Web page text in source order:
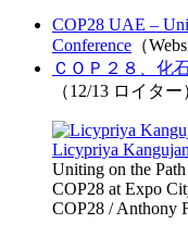
COP28 UAE –
Conference （
ＣＯＰ２８、化
（12/13 ロイター
Licypriya
Uniting on the
COP28 at Expo
COP28 / Anthony